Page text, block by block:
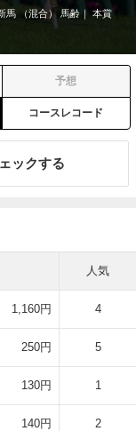
馬 （混合） 馬齢
本賞
予想
コースレコード
ックする
人気
1,160円 4
250円 5
130円 1
140円 2